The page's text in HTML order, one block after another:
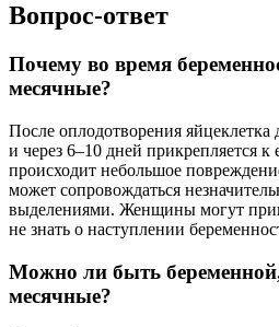
Вопрос-ответ
Почему во время
месячные?
После оплодотворения яйцеклетка
и через 6–10 дней прикрепляется к
происходит небольшое
может сопровождаться
выделениями. Женщины могут
не знать о наступлении
Можно ли быть
месячные?